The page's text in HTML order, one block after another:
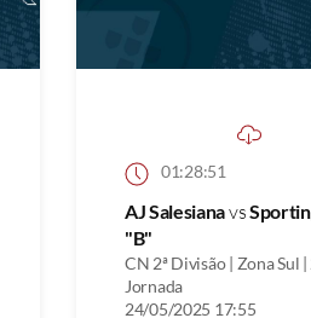
01:28:51
AJ Salesianavs
"B"
CN 2ª Divisão | Zona Sul |
Jornada
24/05/2025 17:55